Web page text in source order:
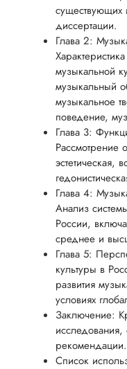
существующих
диссертации.
Глава 2:
музыкальной
музыкальный
музыкальное
поведение,
Глава 3:
Рассмотрение
эстетическая,
Глава 4:
Анализ
России,
среднее и
Глава 5:
культуры в
развития
условиях
Заключение:
рекомендации.
Список